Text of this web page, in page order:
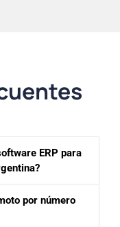
ERP para
por número